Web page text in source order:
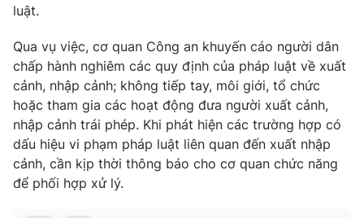
THỜI BÁO VTV
Theo dõi báo trên
luật.
Qua vụ việc, cơ quan Công an khuyến cáo người dân
chấp hành nghiêm các quy định của pháp luật về xuất
cảnh, nhập cảnh; không tiếp tay, môi giới, tổ chức
hoặc tham gia các hoạt động đưa người xuất cảnh,
nhập cảnh trái phép. Khi phát hiện các trường hợp có
dấu hiệu vi phạm pháp luật liên quan đến xuất nhập
cảnh, cần kịp thời thông báo cho cơ quan chức năng
để phối hợp xử lý.